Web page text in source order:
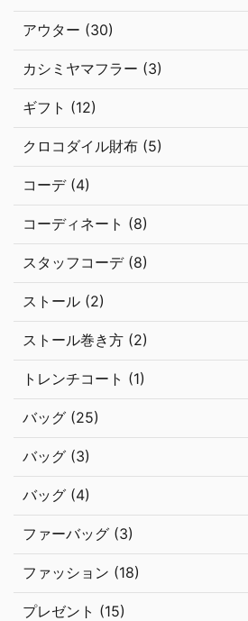
アウター (30)
カシミヤマフラー (3)
ギフト (12)
クロコダイル財布 (5)
コーデ (4)
コーディネート (8)
スタッフコーデ (8)
ストール (2)
ストール巻き方 (2)
トレンチコート (1)
バッグ (25)
バッグ (3)
バッグ (4)
ファーバッグ (3)
ファッション (18)
プレゼント (15)